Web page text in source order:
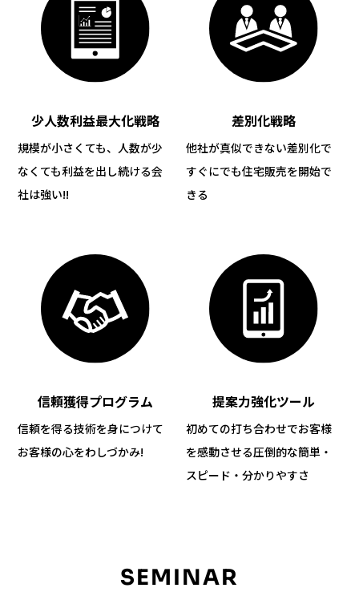
少人数利益最大化戦略
規模が小さくても、人数が少
なくても利益を出し続ける会
社は強い!!
差別化戦略
他社が真似できない差別化で
すぐにでも住宅販売を開始で
きる
信頼獲得プログラム
信頼を得る技術を身につけて
お客様の心をわしづかみ!
提案力強化ツール
初めての打ち合わせでお客様
を感動させる圧倒的な簡単・
スピード・分かりやすさ
SEMINAR